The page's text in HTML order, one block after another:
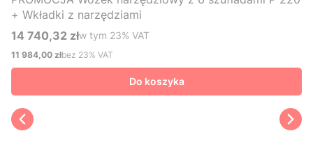
+ Wkładki z narzędziami
Cena brutto
14 740,32 złw tym %s VAT
w tym 23% VAT
Cena netto
11 984,00 złbez 23% VAT
Do koszyka